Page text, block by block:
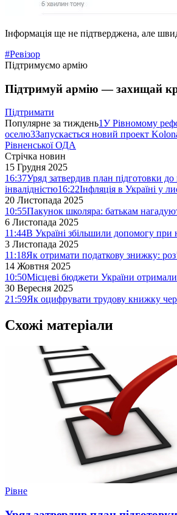
Інформація ще не підтверджена, але
#Ревізор
Підтримуємо армію
Підтримуй армію — захищай
Підтримати
Популярне за тиждень1У Рівномому
оселю3Запускається новий проект
Рівненської ОДА
Стрічка новин
15 Грудня 2025
16:37Уряд затвердив план підготовки
інвалідністю16:22Інфляція в Україні у
20 Листопада 2025
10:55Пакунок школяра: батькам
6 Листопада 2025
11:44В Україні збільшили допомогу
3 Листопада 2025
11:18Як отримати податкову знижку:
14 Жовтня 2025
10:50Місцеві бюджети України
30 Вересня 2025
21:59Як оцифрувати трудову книжку
Схожі матеріали
Рівне